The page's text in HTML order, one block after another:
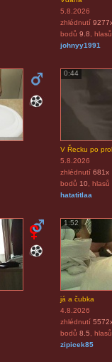
5.8.2026
zhlédnutí
bodů 9.8 , hlasů
johnyy1991
0:44
V Řecku po
5.8.2026
zhlédnutí 681x
bodů 10, hlasů
hatatitlaa
1:52
já a čubka
4.8.2026
zhlédnutí
bodů 8.5 , hlasů
zipicek85